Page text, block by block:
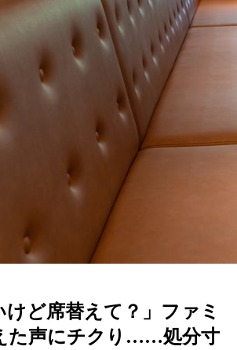
けど席替えて？」ファミ
た声にチクり……処分寸